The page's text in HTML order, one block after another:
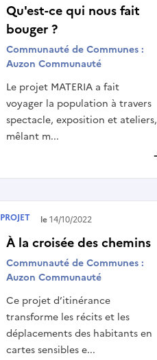
Qu'est-ce qui nous fait
bouger ?
Communauté de Communes :
Auzon Communauté
Le projet MATERIA a fait
voyager la population à travers
spectacle, exposition et ateliers,
mêlant m...
À la croisée des chemins
Communauté de Communes :
Auzon Communauté
Ce projet d’itinérance
transforme les récits et les
déplacements des habitants en
cartes sensibles e...
Terminé le14/10/2022
PROJET